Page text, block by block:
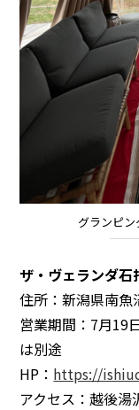
グランピ
ザ・ヴェランダ石
住所：新潟県南魚
営業期間：7月
は別途
HP： https://
アクセス：越後湯